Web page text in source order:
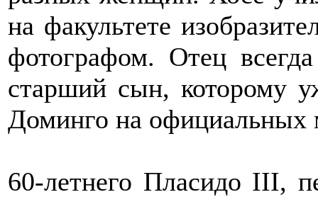
на факультете
фотографом. Отец
старший сын, которому
Доминго на официальных
60-летнего Пласидо III,